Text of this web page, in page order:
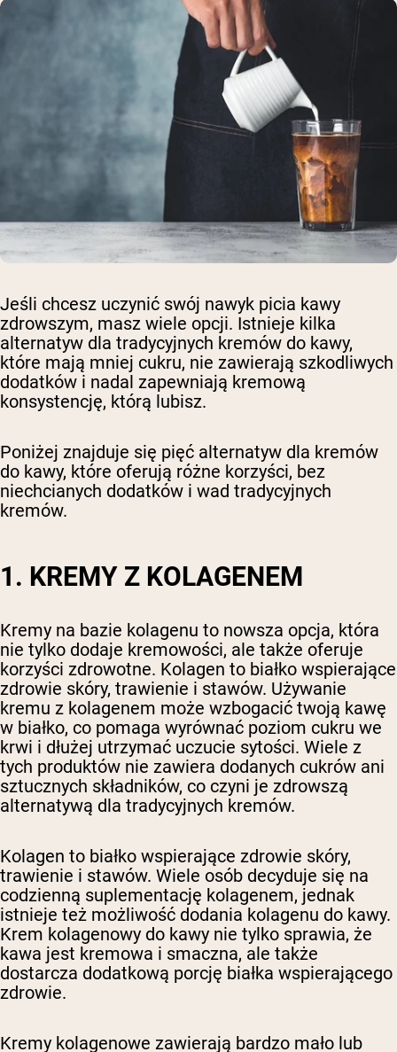
Jeśli chcesz uczynić swój nawyk picia kawy
zdrowszym, masz wiele opcji. Istnieje kilka
alternatyw dla tradycyjnych kremów do kawy,
które mają mniej cukru, nie zawierają szkodliwych
dodatków i nadal zapewniają kremową
konsystencję, którą lubisz.
Poniżej znajduje się pięć alternatyw dla kremów
do kawy, które oferują różne korzyści, bez
niechcianych dodatków i wad tradycyjnych
kremów.
1. KREMY Z KOLAGENEM
Kremy na bazie kolagenu to nowsza opcja, która
nie tylko dodaje kremowości, ale także oferuje
korzyści zdrowotne. Kolagen to białko wspierające
zdrowie skóry, trawienie i stawów. Używanie
kremu z kolagenem może wzbogacić twoją kawę
w białko, co pomaga wyrównać poziom cukru we
krwi i dłużej utrzymać uczucie sytości. Wiele z
tych produktów nie zawiera dodanych cukrów ani
sztucznych składników, co czyni je zdrowszą
alternatywą dla tradycyjnych kremów.
Kolagen to białko wspierające zdrowie skóry,
trawienie i stawów. Wiele osób decyduje się na
codzienną suplementację kolagenem, jednak
istnieje też możliwość dodania kolagenu do kawy.
Krem kolagenowy do kawy nie tylko sprawia, że
kawa jest kremowa i smaczna, ale także
dostarcza dodatkową porcję białka wspierającego
zdrowie.
Kremy kolagenowe zawierają bardzo mało lub